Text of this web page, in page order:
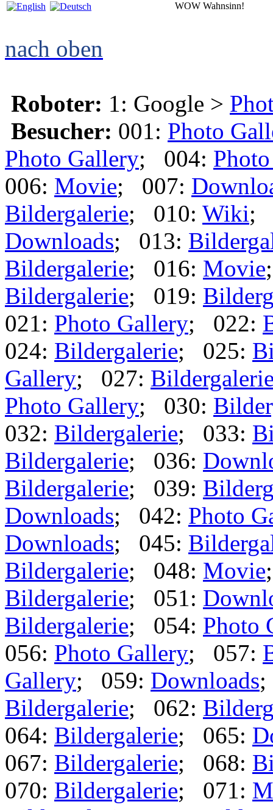
WOW Wahnsinn!
nach oben
Roboter: 1: Google >
Besucher: 001: Photo
Photo Gallery; 004:
006: Movie; 007:
Bildergalerie; 010: Wiki;
Downloads; 013:
Bildergalerie; 016: Movie
Bildergalerie; 019:
021: Photo Gallery; 022:
024: Bildergalerie; 025:
Gallery; 027:
Photo Gallery; 030:
032: Bildergalerie; 033:
Bildergalerie; 036:
Bildergalerie; 039:
Downloads; 042: Photo
Downloads; 045:
Bildergalerie; 048: Movie
Bildergalerie; 051:
Bildergalerie; 054: Photo
056: Photo Gallery; 057:
Gallery; 059: Downloads
Bildergalerie; 062:
064: Bildergalerie; 065:
067: Bildergalerie; 068:
070: Bildergalerie; 071: